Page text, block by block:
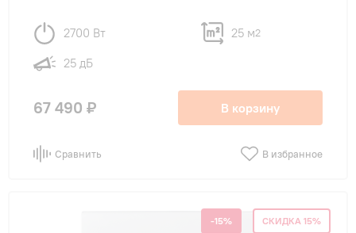
2700 Вт 25 м2
25 дБ
67 490 ₽ В корзину
Сравнить В избранное
-15% СКИДКА 15%